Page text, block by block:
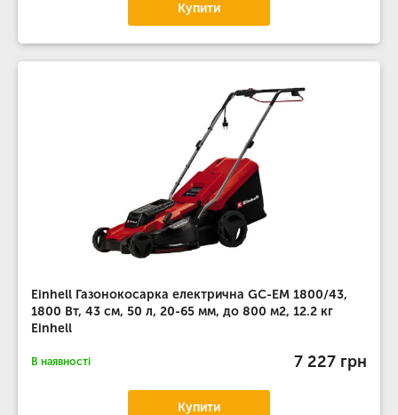
Купити
Einhell Газонокосарка електрична GC-EM 1800/43,
1800 Вт, 43 см, 50 л, 20-65 мм, до 800 м2, 12.2 кг
Einhell
В наявності 7 227 грн
Купити